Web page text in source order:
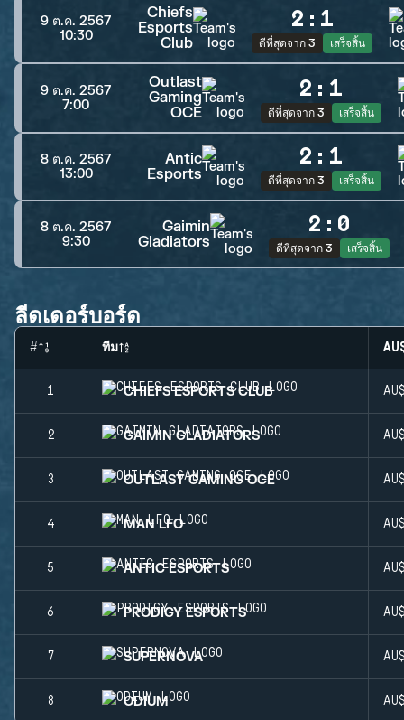
9 ต.ค. 2567
10:30
Chiefs
Esports
Club
2 : 1
ดีที่สุดจาก 3 เสร็จสิ้น
9 ต.ค. 2567
7:00
Outlast
Gaming
OCE
2 : 1
ดีที่สุดจาก 3 เสร็จสิ้น
8 ต.ค. 2567
13:00
Antic
Esports
2 : 1
ดีที่สุดจาก 3 เสร็จสิ้น
8 ต.ค. 2567
9:30
Gaimin
Gladiators
2 : 0
ดีที่สุดจาก 3 เสร็จสิ้น
ลีดเดอร์บอร์ด
# ทีม
1 CHIEFS ESPORTS CLUB
2 GAIMIN GLADIATORS
3 OUTLAST GAMING OCE
4 MAN LFO
5 ANTIC ESPORTS
6 PRODIGY ESPORTS
7 SUPERNOVA
8 ODIUM